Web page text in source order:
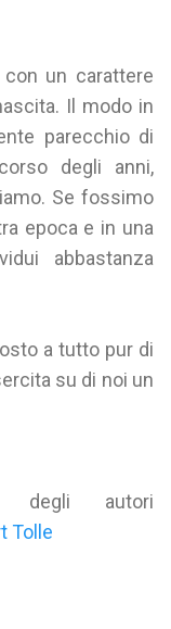
un carattere
Il modo in
parecchio di
degli anni,
Se fossimo
epoca e in una
abbastanza
a tutto pur di
su di noi un
degli autori
Tolle